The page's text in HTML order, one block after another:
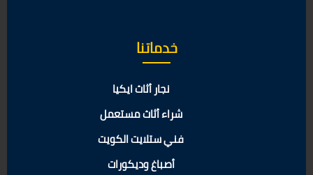
خدماتنا
نجار أثاث ايكيا
شراء أثاث مستعمل
فني ستلايت الكويت
أصباغ وديكورات